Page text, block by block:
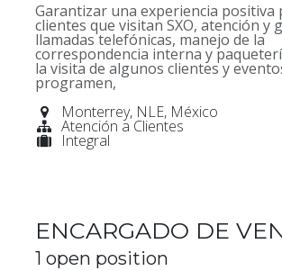
Garantizar una experiencia positiva
clientes que visitan SXO, atención y
llamadas telefónicas, manejo de la
correspondencia interna y
la visita de algunos clientes y
programen,
Monterrey, NLE, México
Atención a Clientes
Integral
ENCARGADO DE
1 open position